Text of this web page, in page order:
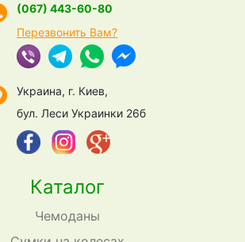
Каталог
Чемоданы
(067) 443-60-80
Перезвонить Вам?
Украина, г. Киев,
бул. Леси Украинки 26б